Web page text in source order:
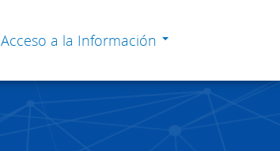
Acceso a la Información